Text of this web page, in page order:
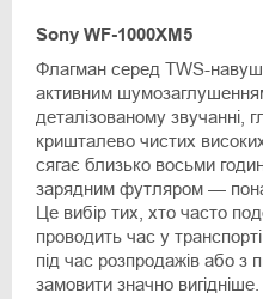
Sony WF-1000XM5
Флагман серед TWS-
активним
деталізованому звучанні,
кришталево чистих
сягає близько восьми
зарядним футляром —
Це вибір тих, хто часто
проводить час у
під час розпродажів або з
замовити значно вигідніше.